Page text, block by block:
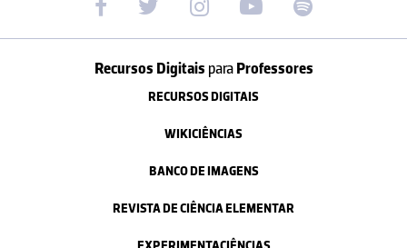
Recursos Digitais paraProfessores
RECURSOS DIGITAIS
WIKICIÊNCIAS
BANCO DE IMAGENS
REVISTA DE CIÊNCIA ELEMENTAR